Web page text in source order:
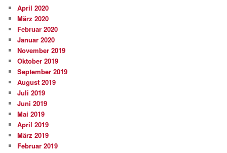
April 2020
März 2020
Februar 2020
Januar 2020
November 2019
Oktober 2019
September 2019
August 2019
Juli 2019
Juni 2019
Mai 2019
April 2019
März 2019
Februar 2019